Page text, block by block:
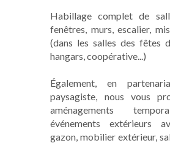
Habillage complet de
fenêtres, murs, escalier,
(dans les salles des fêtes
hangars, coopérative...)
Également, en
paysagiste, nous vous
aménagements
événements extérieurs
gazon, mobilier extérieur,